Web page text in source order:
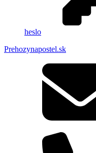
heslo
Prehozynapostel.sk